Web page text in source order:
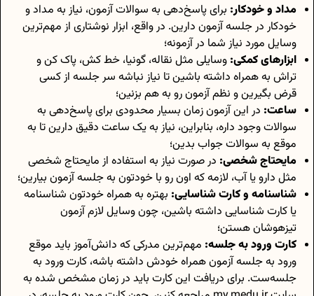
مداد و خودکار: برای پاسخ‌دهی به سوالات آزمون، نیاز به مداد و
خودکار در جلسه آزمون دارین. در واقع، ابزار نوشتاری از مهم‌ترین
وسایل مورد نیاز شما در آزمونه؛
ابزارهای کمکی: وسایلی مثل نقاله، گونیا، خط کش، پاک کن و
تراش به همراه داشته باشین تا نیاز نباشه سر جلسه از کسی
قرض بگیرین و نظم آزمون رو به هم بزنین؛
ساعت: در این آزمون زمان بسیار محدودی برای پاسخ‌دهی به
سوالات وجود داره، بنابراین، نیاز به یک ساعت دقیق دارین تا به
موقع به سوالات جواب بدین؛
مایحتاج شخصی: در صورت نیاز به استفاده از مایحتاج شخصی
مثل دارو یا آب، لازمه که اون رو با خودتون به جلسه آزمون بیارین؛
شناسنامه و کارت شناسایی: بهتره به همراه خودتون شناسنامه
یا کارت شناسایی داشته باشین، چون وسایل لازم آزمون
تیزهوشان هستن؛
کارت ورود به جلسه: مهم‌ترین مدرکی که دانش‌آموز باید موقع
ورود به جلسه آزمون همراه خودش داشته باشه، کارت ورود به
جلسه‌ست. برای دریافت این کارت باید در زمان مشخص شده به